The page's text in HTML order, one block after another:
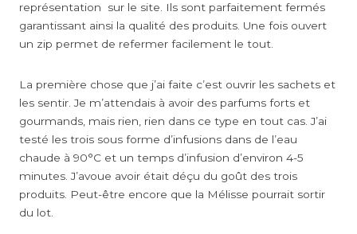
représentation sur le site. Ils sont parfaitement fermés
garantissant ainsi la qualité des produits. Une fois ouvert
un zip permet de refermer facilement le tout.
La première chose que j’ai faite c’est ouvrir les sachets et
les sentir. Je m’attendais à avoir des parfums forts et
gourmands, mais rien, rien dans ce type en tout cas. J’ai
testé les trois sous forme d’infusions dans de l’eau
chaude à 90°C et un temps d’infusion d’environ 4-5
minutes. J’avoue avoir était déçu du goût des trois
produits. Peut-être encore que la Mélisse pourrait sortir
du lot.